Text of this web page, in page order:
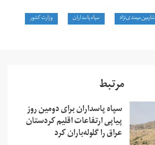
شارمین میمندی‌نژاد سپاه پاسداران وزارت کشور
مرتبط
سپاه پاسداران برای دومین روز
پیاپی ارتفاعات اقلیم کردستان
عراق را گلوله‌باران کرد